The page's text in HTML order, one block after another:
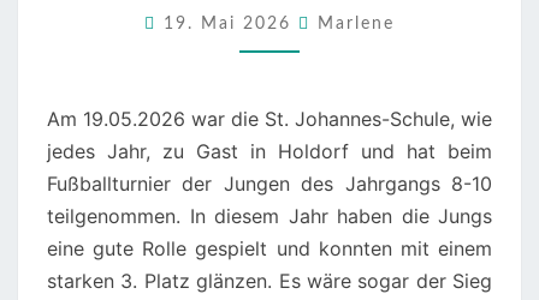
19. Mai 2026 Marlene
Am 19.05.2026 war die St. Johannes-Schule, wie
jedes Jahr, zu Gast in Holdorf und hat beim
Fußballturnier der Jungen des Jahrgangs 8-10
teilgenommen. In diesem Jahr haben die Jungs
eine gute Rolle gespielt und konnten mit einem
starken 3. Platz glänzen. Es wäre sogar der Sieg